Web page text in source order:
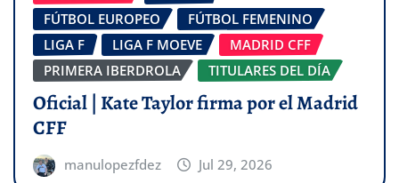
FÚTBOL EUROPEO
FÚTBOL FEMENINO
LIGA F
LIGA F MOEVE
MADRID CFF
PRIMERA IBERDROLA
TITULARES DEL DÍA
Oficial | Kate Taylor firma por el Madrid
CFF
manulopezfdez Jul 29, 2026